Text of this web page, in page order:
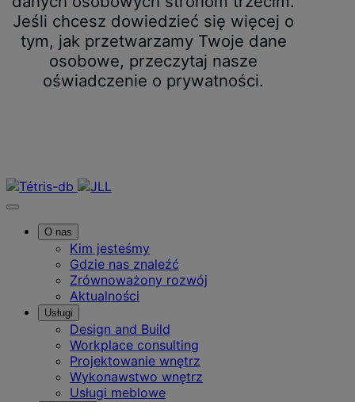
Jeśli chcesz dowiedzieć się więcej o
tym, jak przetwarzamy Twoje dane
osobowe, przeczytaj nasze
oświadczenie o prywatności.
O nas
Kim jesteśmy
Gdzie nas znaleźć
Zrównoważony rozwój
Aktualności
Usługi
Design and Build
Workplace consulting
Projektowanie wnętrz
Wykonawstwo wnętrz
Usługi meblowe